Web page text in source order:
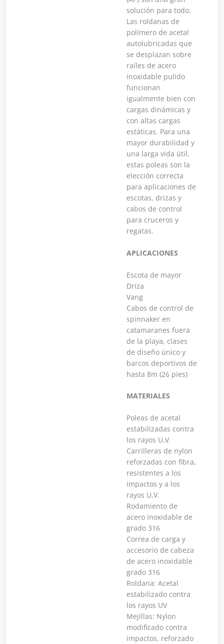
solución para todo.
Las roldanas de
polímero de acetal
autolubricadas que
se desplazan sobre
raíles de acero
inoxidable pulido
funcionan
igualmente bien con
cargas dinámicas y
con altas cargas
estáticas. Para una
mayor durabilidad y
una larga vida útil,
estas poleas son la
elección correcta
para aplicaciones de
escotas, drizas y
cabos de control
para cruceros y
regatas.
APLICACIONES
Escota de mayor
Driza
Vang
Cabos de control de
spinnaker en
catamaranes fuera
de la playa, clases
de diseño único y
barcos deportivos de
hasta 8m (26 pies)
MATERIALES
Poleas de acetal
estabilizadas contra
los rayos U.V.
Carrilleras de nylon
reforzadas con fibra,
resistentes a los
impactos y a los
rayos U.V.
Rodamiento de
acero inoxidable de
grado 316
Correa de carga y
accesorio de cabeza
de acero inoxidable
grado 316
Roldana: Acetal
estabilizado contra
los rayos UV
Mejillas: Nylon
modificado contra
impactos, reforzado